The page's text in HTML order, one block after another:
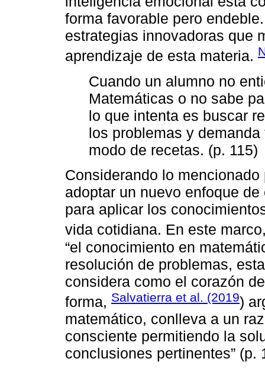
forma favorable pero
estrategias innovadoras que
aprendizaje de esta materia.
Cuando un alumno no
Matemáticas o no sabe
lo que intenta es buscar
los problemas y
modo de recetas. (p. 115)
Considerando lo
adoptar un nuevo enfoque
para aplicar los
vida cotidiana. En este
“el conocimiento en
resolución de problemas,
considera como el corazón
forma, Salvatierra et al. (2019)
matemático, conlleva a un
consciente permitiendo la
conclusiones pertinentes” (p.